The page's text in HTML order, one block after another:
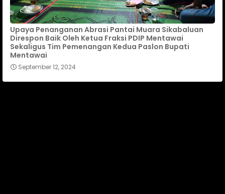
Upaya Penanganan Abrasi Pantai Muara Sikabaluan
Direspon Baik Oleh Ketua Fraksi PDIP Mentawai
Sekaligus Tim Pemenangan Kedua Paslon Bupati
Mentawai
September 12, 2024